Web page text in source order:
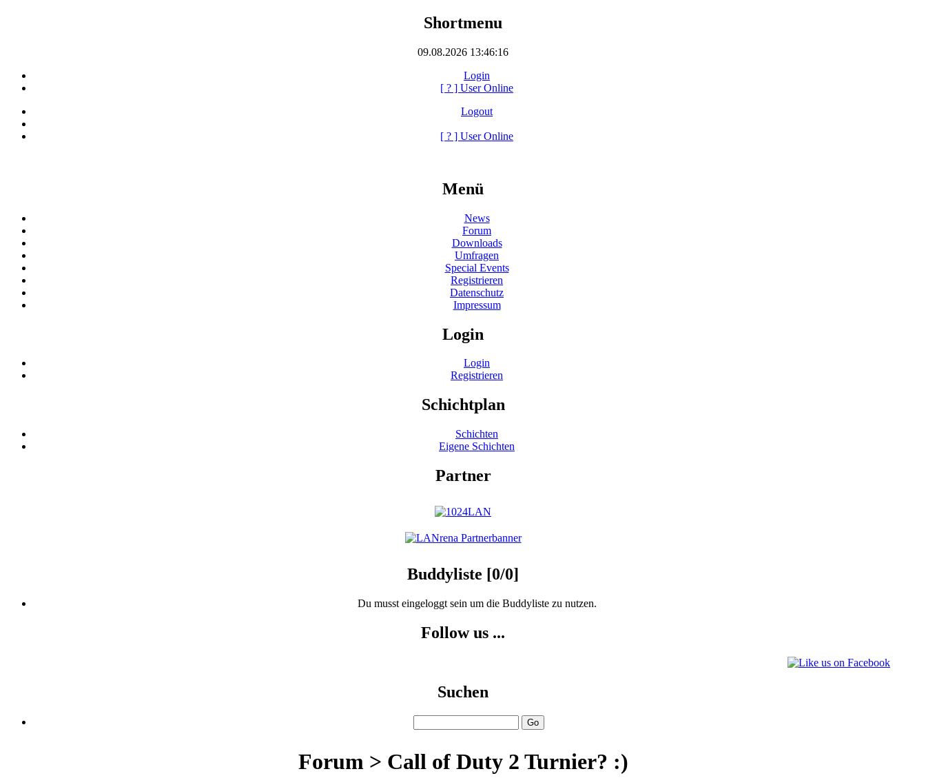
Shortmenu
09.08.2026 13:46:16
Login
[ ? ] User Online
Logout
[ ? ] User Online
Menü
News
Forum
Downloads
Umfragen
Special Events
Registrieren
Datenschutz
Impressum
Login
Login
Registrieren
Schichtplan
Schichten
Eigene Schichten
Partner
Buddyliste [0/0]
Du musst eingeloggt sein um die Buddyliste zu nutzen.
Follow us ...
Suchen
Forum > Call of Duty 2 Turnier? :)